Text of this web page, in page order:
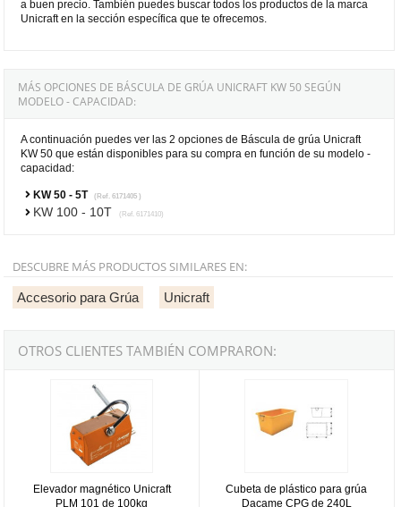
a buen precio. También puedes buscar todos los productos de la marca
Unicraft en la sección específica que te ofrecemos.
MÁS OPCIONES DE BÁSCULA DE GRÚA UNICRAFT KW 50 SEGÚN
MODELO - CAPACIDAD:
A continuación puedes ver las 2 opciones de Báscula de grúa Unicraft
KW 50 que están disponibles para su compra en función de su modelo -
capacidad:
KW 50 - 5T (Ref. 6171405 )
KW 100 - 10T (Ref. 6171410)
DESCUBRE MÁS PRODUCTOS SIMILARES EN:
Accesorio para Grúa Unicraft
OTROS CLIENTES TAMBIÉN COMPRARON:
Elevador magnético Unicraft
PLM 101 de 100kg
Cubeta de plástico para grúa
Dacame CPG de 240L